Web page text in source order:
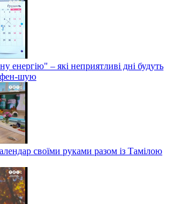
енергію" – які неприятливі дні будуть
фен-шую
своїми руками разом із Тамілою